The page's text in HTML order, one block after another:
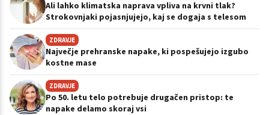
Ali lahko klimatska naprava vpliva na krvni tlak?
Strokovnjaki pojasnjujejo, kaj se dogaja s telesom
ZDRAVJE
Največje prehranske napake, ki pospešujejo izgubo
kostne mase
ZDRAVJE
Po 50. letu telo potrebuje drugačen pristop: te
napake delamo skoraj vsi